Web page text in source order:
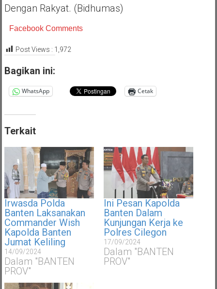
Dengan Rakyat. (Bidhumas)
Facebook Comments
Post Views : 1,972
Bagikan ini:
WhatsApp Cetak
Terkait
Irwasda Polda
Banten Laksanakan
Commander Wish
Kapolda Banten
Jumat Keliling
14/09/2024
Dalam "BANTEN
PROV"
Ini Pesan Kapolda
Banten Dalam
Kunjungan Kerja ke
Polres Cilegon
17/09/2024
Dalam "BANTEN
PROV"